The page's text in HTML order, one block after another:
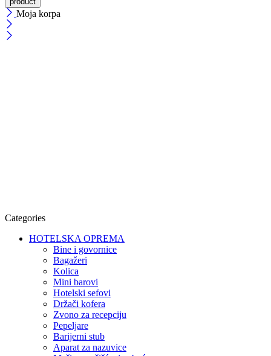
Moja korpa
Categories
HOTELSKA OPREMA
Bine i govornice
Bagažeri
Kolica
Mini barovi
Hotelski sefovi
Držači kofera
Zvono za recepciju
Pepeljare
Barijerni stub
Aparat za nazuvice